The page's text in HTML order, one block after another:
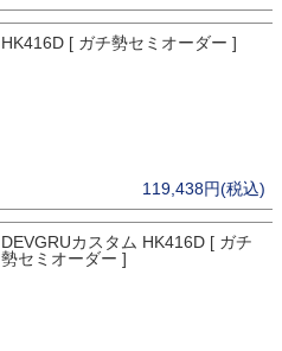
HK416D [ ガチ勢セミオーダー ]
119,438円(税込)
DEVGRUカスタム HK416D [ ガチ
勢セミオーダー ]